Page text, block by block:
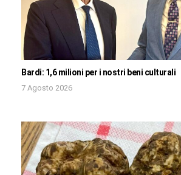
Bardi: 1,6 milioni per i nostri beni culturali
7 Agosto 2026